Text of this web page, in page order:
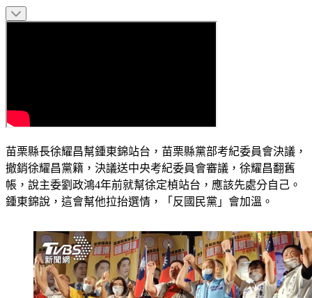
苗栗縣長徐耀昌幫鍾東錦站台，苗栗縣黨部考紀委員會決議，
撤銷徐耀昌黨籍，決議送中央考紀委員會審議，徐耀昌翻舊
帳，說主委劉政鴻4年前就幫徐定楨站台，應該先處分自己。
鍾東錦說，這會幫他拉抬選情，「反國民黨」會加溫。